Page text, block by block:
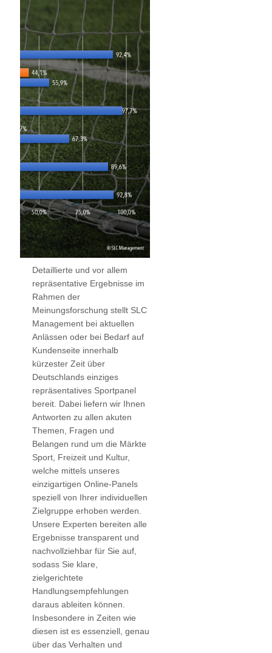
Detaillierte und vor allem
repräsentative Ergebnisse im
Rahmen der
Meinungsforschung stellt SLC
Management bei aktuellen
Anlässen oder bei Bedarf auf
Kundenseite innerhalb
kürzester Zeit über
Deutschlands einziges
repräsentatives Sportpanel
bereit. Dabei liefern wir Ihnen
Antworten zu allen akuten
Themen, Fragen und
Belangen rund um die Märkte
Sport, Freizeit und Kultur,
welche mittels unseres
einzigartigen Online-Panels
speziell von Ihrer individuellen
Zielgruppe erhoben werden.
Unsere Experten bereiten alle
Ergebnisse transparent und
nachvollziehbar für Sie auf,
sodass Sie klare,
zielgerichtete
Handlungsempfehlungen
daraus ableiten können.
Insbesondere in Zeiten wie
diesen ist es essenziell, genau
über das Verhalten und